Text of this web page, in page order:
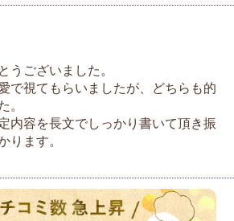
うございました。
で視てもらいましたが、どちらも的
。
内容を長文でしっかり書いて頂き振
ります。